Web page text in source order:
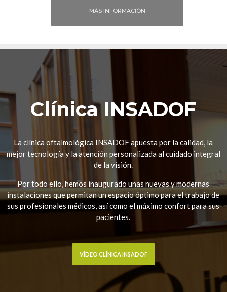
MÁS INFORMACIÓN
Clínica INSADOF
La clínica oftalmológica INSADOF apuesta por la calidad, la
mejor tecnología y la atención personalizada al cuidado integral
de la visión.
Por todo ello, hemos inaugurado unas nuevas y modernas
instalaciones que permitan un espacio óptimo para el trabajo de
sus profesionales médicos, así como el máximo confort para sus
pacientes.
VÍDEO CLÍNICA INSADOF